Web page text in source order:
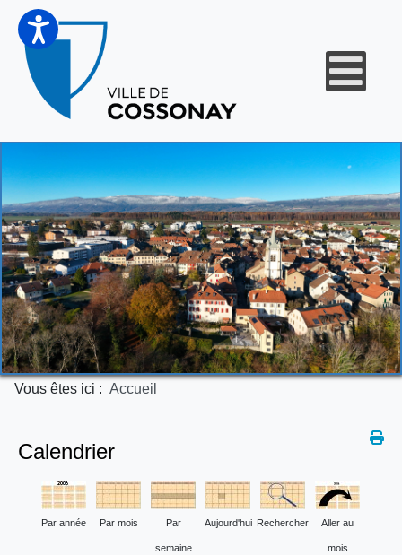
Vous êtes ici : Accueil
Calendrier
Par année Par mois Par
semaine
Aujourd'hui Rechercher Aller au
mois